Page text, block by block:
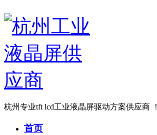
杭州专业tft lcd工业液晶屏驱动方案供应商 ！
首页